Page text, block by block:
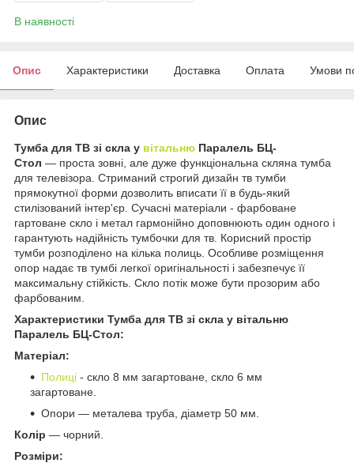
В наявності
Опис Характеристики Доставка Оплата Умови
Опис
Тумба для ТВ зі скла у вітальню Паралель БЦ-
Стол ― проста зовні, але дуже функціональна скляна тумба
для телевізора. Стриманий строгий дизайн тв тумби
прямокутної форми дозволить вписати її в будь-який
стилізований інтер'єр. Сучасні матеріали - фарбоване
гартоване скло і метал гармонійно доповнюють один одного і
гарантують надійність тумбочки для тв. Корисний простір
тумби розподілено на кілька полиць. Особливе розміщення
опор надає тв тумбі легкої оригінальності і забезпечує її
максимальну стійкість. Скло потік може бути прозорим або
фарбованим.
Характеристики Тумба для ТВ зі скла у вітальню
Паралель БЦ-Стол:
Матеріал:
Полиці - скло 8 мм загартоване, скло 6 мм
загартоване.
Опори ― металева труба, діаметр 50 мм.
Колір ― чорний.
Розміри: